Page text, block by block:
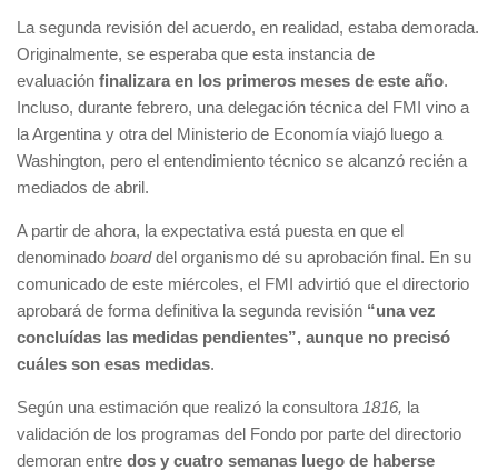
La segunda revisión del acuerdo, en realidad, estaba demorada.
Originalmente, se esperaba que esta instancia de
evaluación finalizara en los primeros meses de este año.
Incluso, durante febrero, una delegación técnica del FMI vino a
la Argentina y otra del Ministerio de Economía viajó luego a
Washington, pero el entendimiento técnico se alcanzó recién a
mediados de abril.
A partir de ahora, la expectativa está puesta en que el
denominado boarddel organismo dé su aprobación final. En su
comunicado de este miércoles, el FMI advirtió que el directorio
aprobará de forma definitiva la segunda revisión “una vez
concluídas las medidas pendientes”, aunque no precisó
cuáles son esas medidas.
Según una estimación que realizó la consultora 1816, la
validación de los programas del Fondo por parte del directorio
demoran entre dos y cuatro semanas luego de haberse